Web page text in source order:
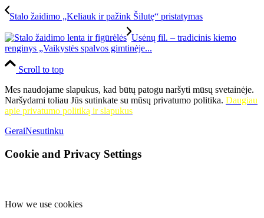
Stalo žaidimo „Keliauk ir pažink Šilutę“ pristatymas
Usėnų fil. – tradicinis kiemo
renginys „Vaikystės spalvos gimtinėje...
Scroll to top
Mes naudojame slapukus, kad būtų patogu naršyti mūsų svetainėje.
Naršydami toliau Jūs sutinkate su mūsų privatumo politika. Daugiau
apie privatumo politiką ir slapukus
GeraiNesutinku
Cookie and Privacy Settings
How we use cookies